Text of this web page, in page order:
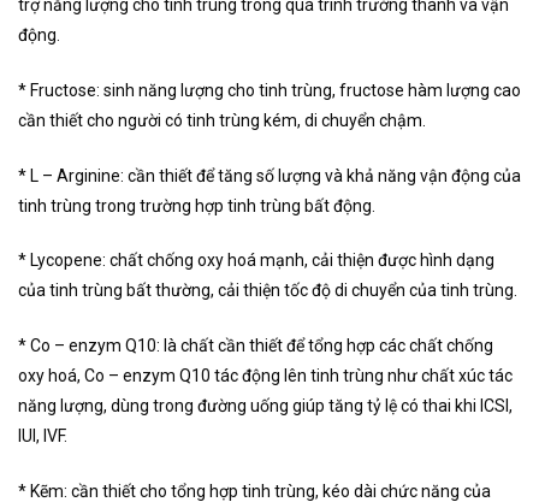
trợ năng lượng cho tinh trùng trong quá trình trưởng thành và vận
động.
* Fructose: sinh năng lượng cho tinh trùng, fructose hàm lượng cao
cần thiết cho người có tinh trùng kém, di chuyển chậm.
* L – Arginine: cần thiết để tăng số lượng và khả năng vận động của
tinh trùng trong trường hợp tinh trùng bất động.
* Lycopene: chất chống oxy hoá mạnh, cải thiện được hình dạng
của tinh trùng bất thường, cải thiện tốc độ di chuyển của tinh trùng.
* Co – enzym Q10: là chất cần thiết để tổng hợp các chất chống
oxy hoá, Co – enzym Q10 tác động lên tinh trùng như chất xúc tác
năng lượng, dùng trong đường uống giúp tăng tỷ lệ có thai khi ICSI,
IUI, IVF.
* Kẽm: cần thiết cho tổng hợp tinh trùng, kéo dài chức năng của